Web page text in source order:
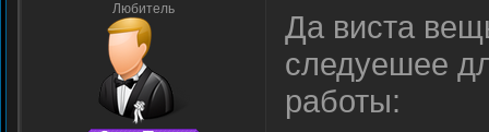
Любитель
Да виста
следуешее
работы: